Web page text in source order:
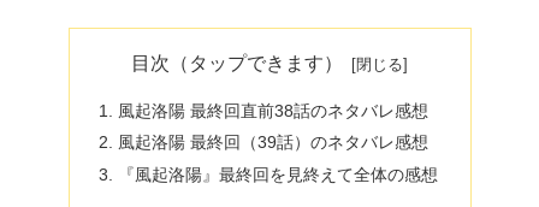
目次（タップできます）
風起洛陽 最終回直前38話のネタバレ感想
風起洛陽 最終回（39話）のネタバレ感想
『風起洛陽』最終回を見終えて全体の感想